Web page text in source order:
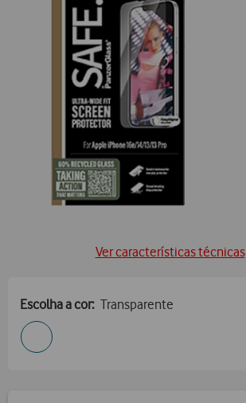
Ver características técnicas
Escolha a cor: Transparente